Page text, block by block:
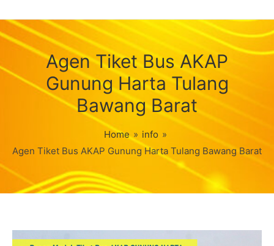
Agen Tiket Bus AKAP
Gunung Harta Tulang
Bawang Barat
Home » info »
Agen Tiket Bus AKAP Gunung Harta Tulang Bawang Barat